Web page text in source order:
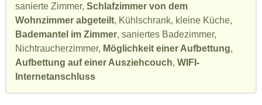
sanierte Zimmer, Schlafzimmer von dem
Wohnzimmer abgeteilt, Kühlschrank, kleine Küche,
Bademantel im Zimmer, saniertes Badezimmer,
Nichtraucherzimmer, Möglichkeit einer Aufbettung,
Aufbettung auf einer Ausziehcouch, WIFI-
Internetanschluss